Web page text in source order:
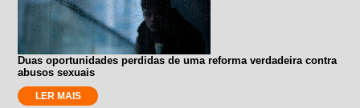
Duas oportunidades perdidas de uma reforma verdadeira contra
abusos sexuais
LER MAIS